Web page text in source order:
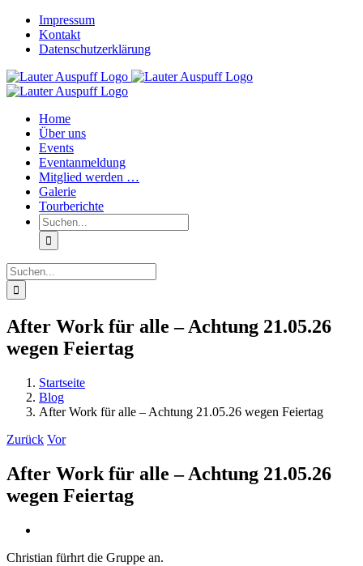
Zum
Inhalt
springen
Impressum
Kontakt
Datenschutzerklärung
Home
Über uns
Events
Eventanmeldung
Mitglied werden …
Galerie
Tourberichte
Suche
nach:
Suche
nach:
After Work für alle – Achtung 21.05.26
wegen Feiertag
Startseite
Blog
After Work für alle – Achtung 21.05.26 wegen Feiertag
Zurück Vor
After Work für alle – Achtung 21.05.26
wegen Feiertag
Bild
Christian fürhrt die Gruppe an.